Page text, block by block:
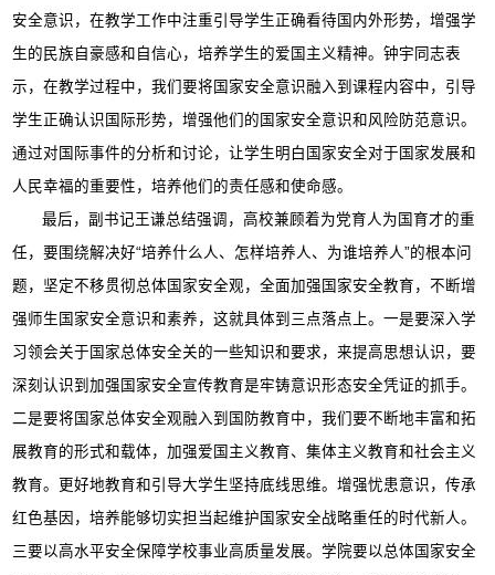
安全意识，在教学工作中注重引导学生正确看待国内外形势，增强学
生的民族自豪感和自信心，培养学生的爱国主义精神。钟宇同志表
示，在教学过程中，我们要将国家安全意识融入到课程内容中，引导
学生正确认识国际形势，增强他们的国家安全意识和风险防范意识。
通过对国际事件的分析和讨论，让学生明白国家安全对于国家发展和
人民幸福的重要性，培养他们的责任感和使命感。
最后，副书记王谦总结强调，高校兼顾着为党育人为国育才的重
任，要围绕解决好“培养什么人、怎样培养人、为谁培养人”的根本问
题，坚定不移贯彻总体国家安全观，全面加强国家安全教育，不断增
强师生国家安全意识和素养，这就具体到三点落点上。一是要深入学
习领会关于国家总体安全关的一些知识和要求，来提高思想认识，要
深刻认识到加强国家安全宣传教育是牢铸意识形态安全凭证的抓手。
二是要将国家总体安全观融入到国防教育中，我们要不断地丰富和拓
展教育的形式和载体，加强爱国主义教育、集体主义教育和社会主义
教育。更好地教育和引导大学生坚持底线思维。增强忧患意识，传承
红色基因，培养能够切实担当起维护国家安全战略重任的时代新人。
三要以高水平安全保障学校事业高质量发展。学院要以总体国家安全